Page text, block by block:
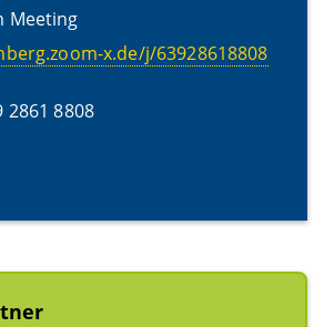
Meeting
x.de/j/63928618808
2861 8808